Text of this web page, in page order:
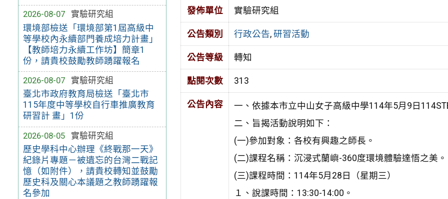
2026-08-07
實驗研究組
環境部檢送「環境部第1屆高級中
等學校內永續部門養成培力計畫」
【教師培力永續工作坊】簡章1
份，請貴校鼓勵教師踴躍報名
2026-08-07
實驗研究組
臺北市政府教育局檢送「臺北市
115年度中等學校自行車推廣教育
研習計 畫」1份
2026-08-05
實驗研究組
歷史學科中心辦理《終戰那一天》
紀錄片專題－被遺忘的台灣二戰記
憶（如附件），請貴校轉知並鼓勵
歷史科及關心本議題之教師踴躍報
名參加
發佈單位 實驗研究組
公告類別 行政公告, 研習活動
公告等級 轉知
點閱次數 313
公告內容
一、依據本市立中山女子高級中學114年5月9日
二、旨揭活動說明如下：
(一)參加對象：各校有興趣之師長。
(二)課程名稱：沉浸式蘭嶼-360度環境體驗達悟之美。
(三)課程時間：114年5月28日（星期三）
１、說課時間：13:30-14:00。